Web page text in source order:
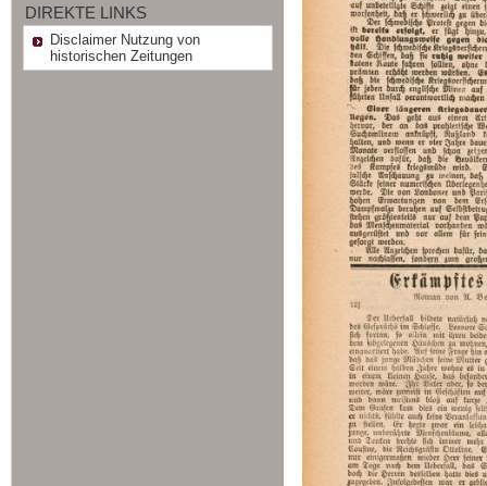
DIREKTE LINKS
Disclaimer Nutzung von
historischen Zeitungen